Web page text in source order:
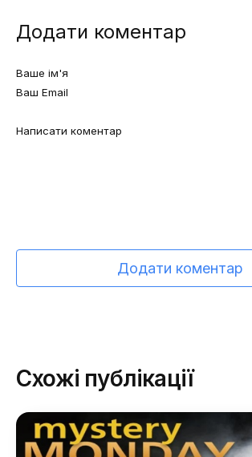
Додати коментар
Додати коментар
Схожі публікації